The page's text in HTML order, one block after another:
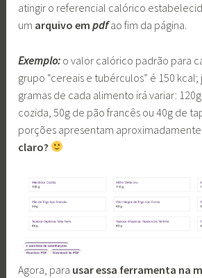
atingir o referencial calórico
um arquivo empdfao fim da página.
Exemplo: o valor calórico padrão para
grupo “cereais e tubérculos” é 150
gramas de cada alimento irá variar:
cozida, 50g de pão francês ou 40g de
porções apresentam aproximadamente
claro?
Agora, para usar essa ferramenta na